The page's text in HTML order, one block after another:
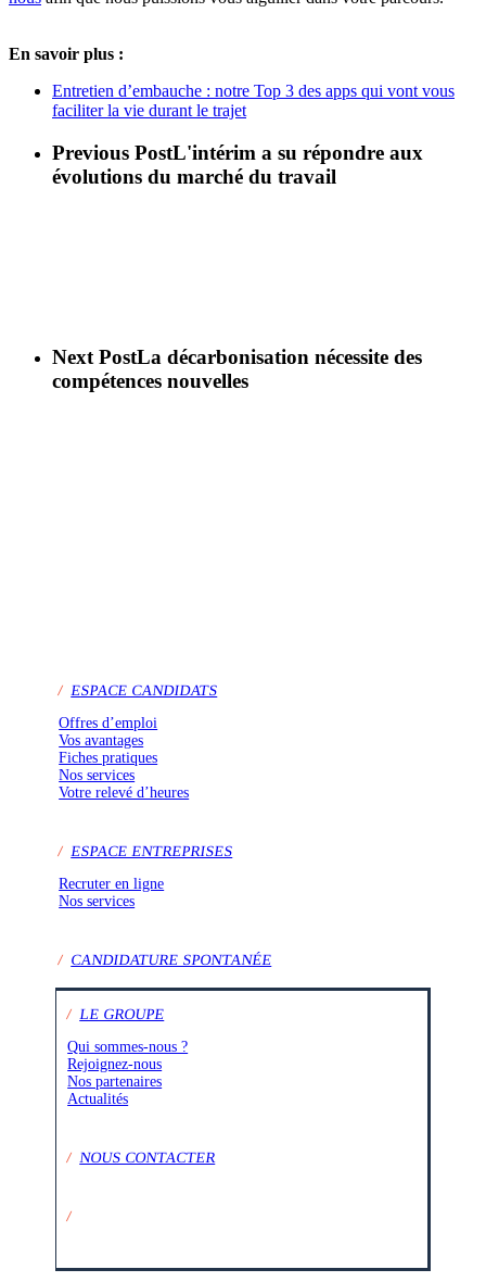
En savoir plus :
Entretien d’embauche : notre Top 3 des apps qui vont vous
faciliter la vie durant le trajet
Previous PostL'intérim a su répondre aux
évolutions du marché du travail
Next PostLa décarbonisation nécessite des
compétences nouvelles
/ ESPACE CANDIDATS
Offres d’emploi
Vos avantages
Fiches pratiques
Nos services
Votre relevé d’heures
/ ESPACE ENTREPRISES
Recruter en ligne
Nos services
/ CANDIDATURE SPONTANÉE
/ LE GROUPE
Qui sommes-nous ?
Rejoignez-nous
Nos partenaires
Actualités
/NOUS CONTACTER
/